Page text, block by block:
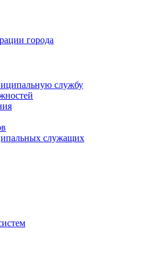
города
службу
служащих